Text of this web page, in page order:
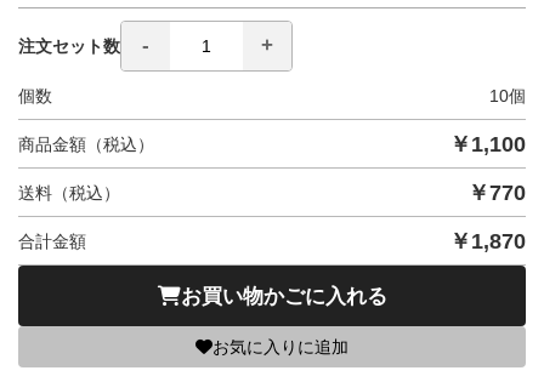
注文セット数
個数 10個
商品金額（税込） ￥ 1,100
送料（税込） ￥770
合計金額 ￥ 1,870
お買い物かごに入れる
お気に入りに追加